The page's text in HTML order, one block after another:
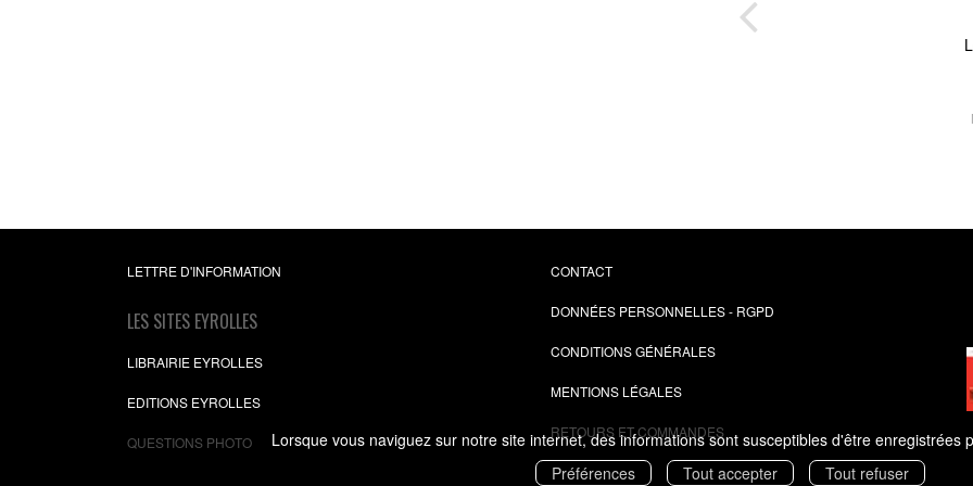
Lorsque vous naviguez sur notre site internet, des informations sont susceptibles d'être enregistrées
Préférences
Tout accepter Tout refuser
LETTRE D'INFORMATION
LES SITES EYROLLES
LIBRAIRIE EYROLLES
EDITIONS EYROLLES
QUESTIONS PHOTO
CONTACT
DONNÉES PERSONNELLES - RGPD
CONDITIONS GÉNÉRALES
MENTIONS LÉGALES
RETOURS ET COMMANDES